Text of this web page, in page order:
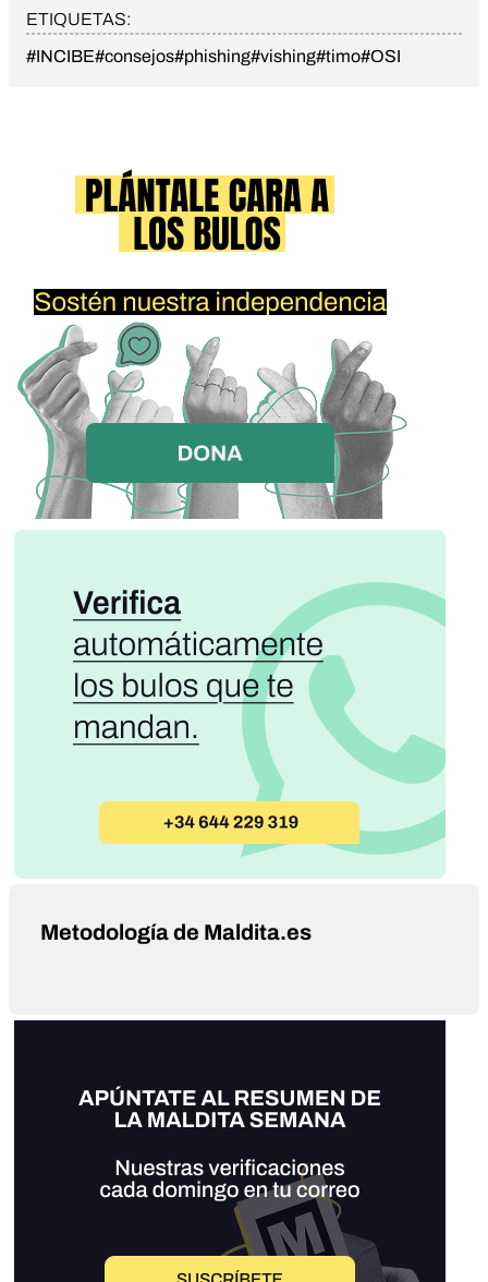
ETIQUETAS:
#INCIBE#consejos#phishing#vishing#timo#OSI
Metodología de Maldita.es